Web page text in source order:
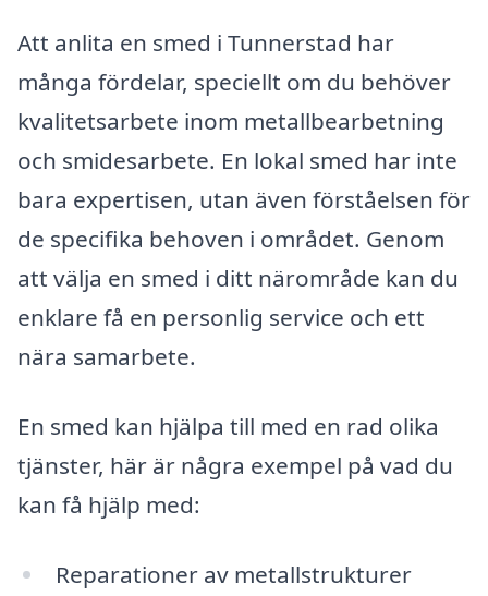
Att anlita en smed i Tunnerstad har
många fördelar, speciellt om du behöver
kvalitetsarbete inom metallbearbetning
och smidesarbete. En lokal smed har inte
bara expertisen, utan även förståelsen för
de specifika behoven i området. Genom
att välja en smed i ditt närområde kan du
enklare få en personlig service och ett
nära samarbete.
En smed kan hjälpa till med en rad olika
tjänster, här är några exempel på vad du
kan få hjälp med:
Reparationer av metallstrukturer